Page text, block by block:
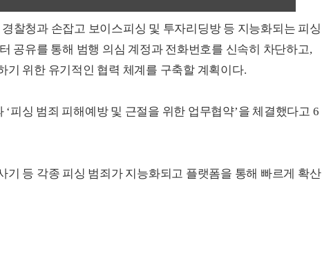
찰청과 손잡고 보이스피싱 및 투자리딩방 등 지능화되는 피싱
공유를 통해 범행 의심 계정과 전화번호를 신속히 차단하고,
기 위한 유기적인 협력 체계를 구축할 계획이다.
‘피싱 범죄 피해예방 및 근절을 위한 업무협약’을 체결했다고 6
기 등 각종 피싱 범죄가 지능화되고 플랫폼을 통해 빠르게 확산